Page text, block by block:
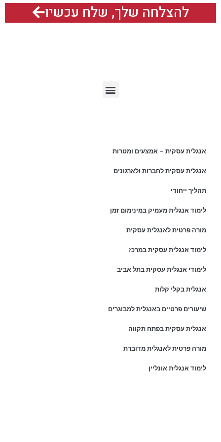
להצלחה שלך, שלח עכשיו
אנגלית עסקית – אמצעים ומטרות
אנגלית עסקית לחברות ולארגונים
תהליך ייחודי
לימוד אנגלית מעמיק במינימום זמן
מורה פרטית לאנגלית עסקית
לימוד אנגלית עסקית במרכז
לימודי אנגלית עסקית בתל אביב
אנגלית בקלי קלות
שיעורים פרטיים באנגלית למבוגרים
אנגלית עסקית בפתח תקווה
מורה פרטית לאנגלית מדוברת
לימוד אנגלית אונליין